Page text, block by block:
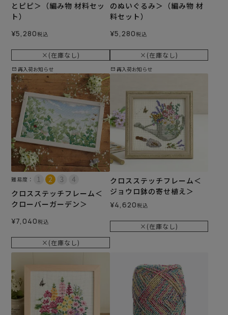
とピピ＞（編み物 材料セッ
ト）
¥5,280税込
×(在庫なし)
再入荷お知らせ
のぬいぐるみ＞（編み物 材
料セット）
¥5,280税込
×(在庫なし)
再入荷お知らせ
難易度：
クロスステッチフレーム＜
クローバーガーデン＞
¥7,040税込
×(在庫なし)
クロスステッチフレーム＜
ジョウロ鉢の寄せ植え＞
¥4,620税込
×(在庫なし)